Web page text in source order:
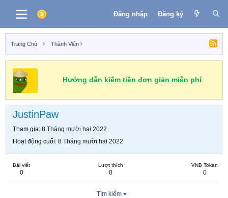
Đăng nhập Đăng ký
Trang Chủ Thành Viên
Hướng dẫn kiếm tiền đơn giản miễn phí
JustinPaw
Tham gia 8 Tháng mười hai 2022
Hoạt động cuối 8 Tháng mười hai 2022
Bài viết
0
Lượt thích
0
VNB Token
0
Tìm kiếm